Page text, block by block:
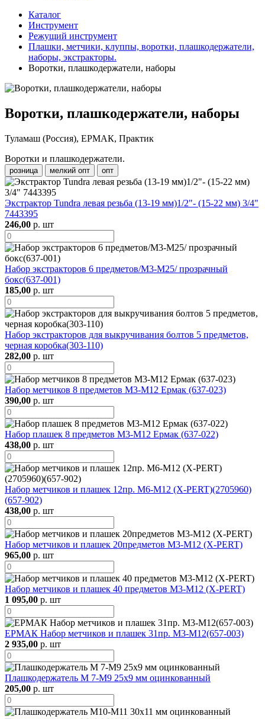
Каталог
Инструмент
Режущий инструмент
Плашки, метчики, клуппы, воротки, плашкодержатели,
наборы, экстракторы.
Воротки, плашкодержатели, наборы
Воротки, плашкодержатели, наборы
Туламаш (Россия), ЕРМАК, Практик
Воротки и плашкодержатели.
розница мелкий опт опт
Экстрактор Tundra левая резьба (13-19 мм)1/2"- (15-22 мм) 3/4"
7443395
246,00 р. шт
Набор экстракторов 6 предметов/М3-М25/ прозрачный
бокс(637-001)
185,00 р. шт
Набор экстракторов для выкручивания болтов 5 предметов,
черная коробка(303-110)
282,00 р. шт
Набор метчиков 8 предметов М3-М12 Ермак (637-023)
390,00 р. шт
Набор плашек 8 предметов М3-М12 Ермак (637-022)
438,00 р. шт
Набор метчиков и плашек 12пр. М6-М12 (X-PERT)(2705960)
(657-902)
438,00 р. шт
Набор метчиков и плашек 20предметов М3-М12 (X-PERT)
965,00 р. шт
Набор метчиков и плашек 40 предметов М3-М12 (X-PERT)
1 095,00 р. шт
ЕРМАК Набор метчиков и плашек 31пр. М3-М12(657-003)
2 935,00 р. шт
Плашкодержатель М 7-М9 25х9 мм оцинкованный
205,00 р. шт